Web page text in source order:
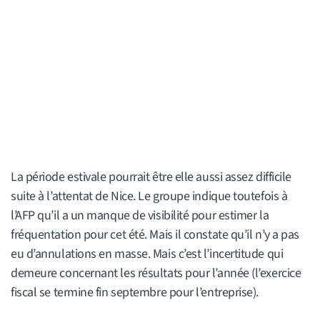
La période estivale pourrait être elle aussi assez difficile
suite à l’attentat de Nice. Le groupe indique toutefois à
l’AFP qu’il a un manque de visibilité pour estimer la
fréquentation pour cet été. Mais il constate qu’il n’y a pas
eu d’annulations en masse. Mais c’est l’incertitude qui
demeure concernant les résultats pour l’année (l’exercice
fiscal se termine fin septembre pour l’entreprise).